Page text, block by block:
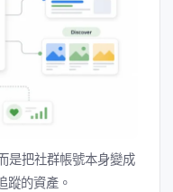
是把社群帳號本身變成
蹤的資產。